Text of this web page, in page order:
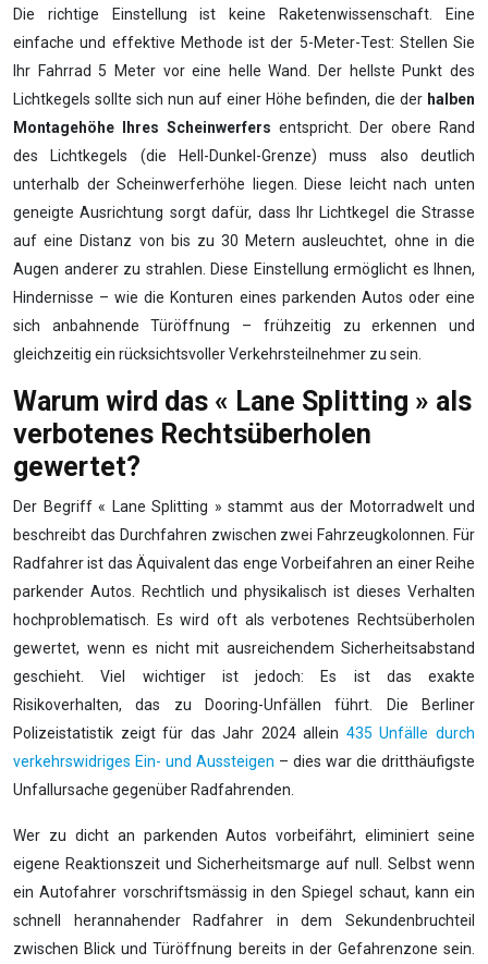
Die richtige Einstellung ist keine Raketenwissenschaft. Eine
einfache und effektive Methode ist der 5-Meter-Test: Stellen Sie
Ihr Fahrrad 5 Meter vor eine helle Wand. Der hellste Punkt des
Lichtkegels sollte sich nun auf einer Höhe befinden, die der halben
Montagehöhe Ihres Scheinwerfers entspricht. Der obere Rand
des Lichtkegels (die Hell-Dunkel-Grenze) muss also deutlich
unterhalb der Scheinwerferhöhe liegen. Diese leicht nach unten
geneigte Ausrichtung sorgt dafür, dass Ihr Lichtkegel die Strasse
auf eine Distanz von bis zu 30 Metern ausleuchtet, ohne in die
Augen anderer zu strahlen. Diese Einstellung ermöglicht es Ihnen,
Hindernisse – wie die Konturen eines parkenden Autos oder eine
sich anbahnende Türöffnung – frühzeitig zu erkennen und
gleichzeitig ein rücksichtsvoller Verkehrsteilnehmer zu sein.
Warum wird das « Lane Splitting » als
verbotenes Rechtsüberholen
gewertet?
Der Begriff « Lane Splitting » stammt aus der Motorradwelt und
beschreibt das Durchfahren zwischen zwei Fahrzeugkolonnen. Für
Radfahrer ist das Äquivalent das enge Vorbeifahren an einer Reihe
parkender Autos. Rechtlich und physikalisch ist dieses Verhalten
hochproblematisch. Es wird oft als verbotenes Rechtsüberholen
gewertet, wenn es nicht mit ausreichendem Sicherheitsabstand
geschieht. Viel wichtiger ist jedoch: Es ist das exakte
Risikoverhalten, das zu Dooring-Unfällen führt. Die Berliner
Polizeistatistik zeigt für das Jahr 2024 allein 435 Unfälle durch
verkehrswidriges Ein- und Aussteigen – dies war die dritthäufigste
Unfallursache gegenüber Radfahrenden.
Wer zu dicht an parkenden Autos vorbeifährt, eliminiert seine
eigene Reaktionszeit und Sicherheitsmarge auf null. Selbst wenn
ein Autofahrer vorschriftsmässig in den Spiegel schaut, kann ein
schnell herannahender Radfahrer in dem Sekundenbruchteil
zwischen Blick und Türöffnung bereits in der Gefahrenzone sein.